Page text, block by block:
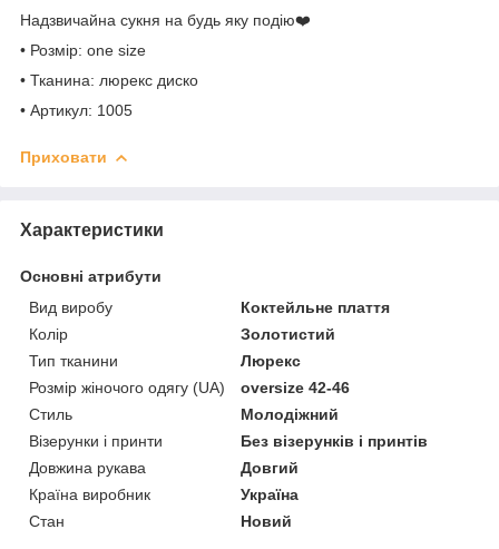
Надзвичайна сукня на будь яку подію❤️
• Розмір: one size
• Тканина: люрекс диско
• Артикул: 1005
Приховати
Характеристики
Основні атрибути
Вид виробу
Коктейльне плаття
Колір
Золотистий
Тип тканини
Люрекс
Розмір жіночого одягу (UA)
oversize 42-46
Стиль
Молодіжний
Візерунки і принти
Без візерунків і принтів
Довжина рукава
Довгий
Країна виробник
Україна
Стан
Новий